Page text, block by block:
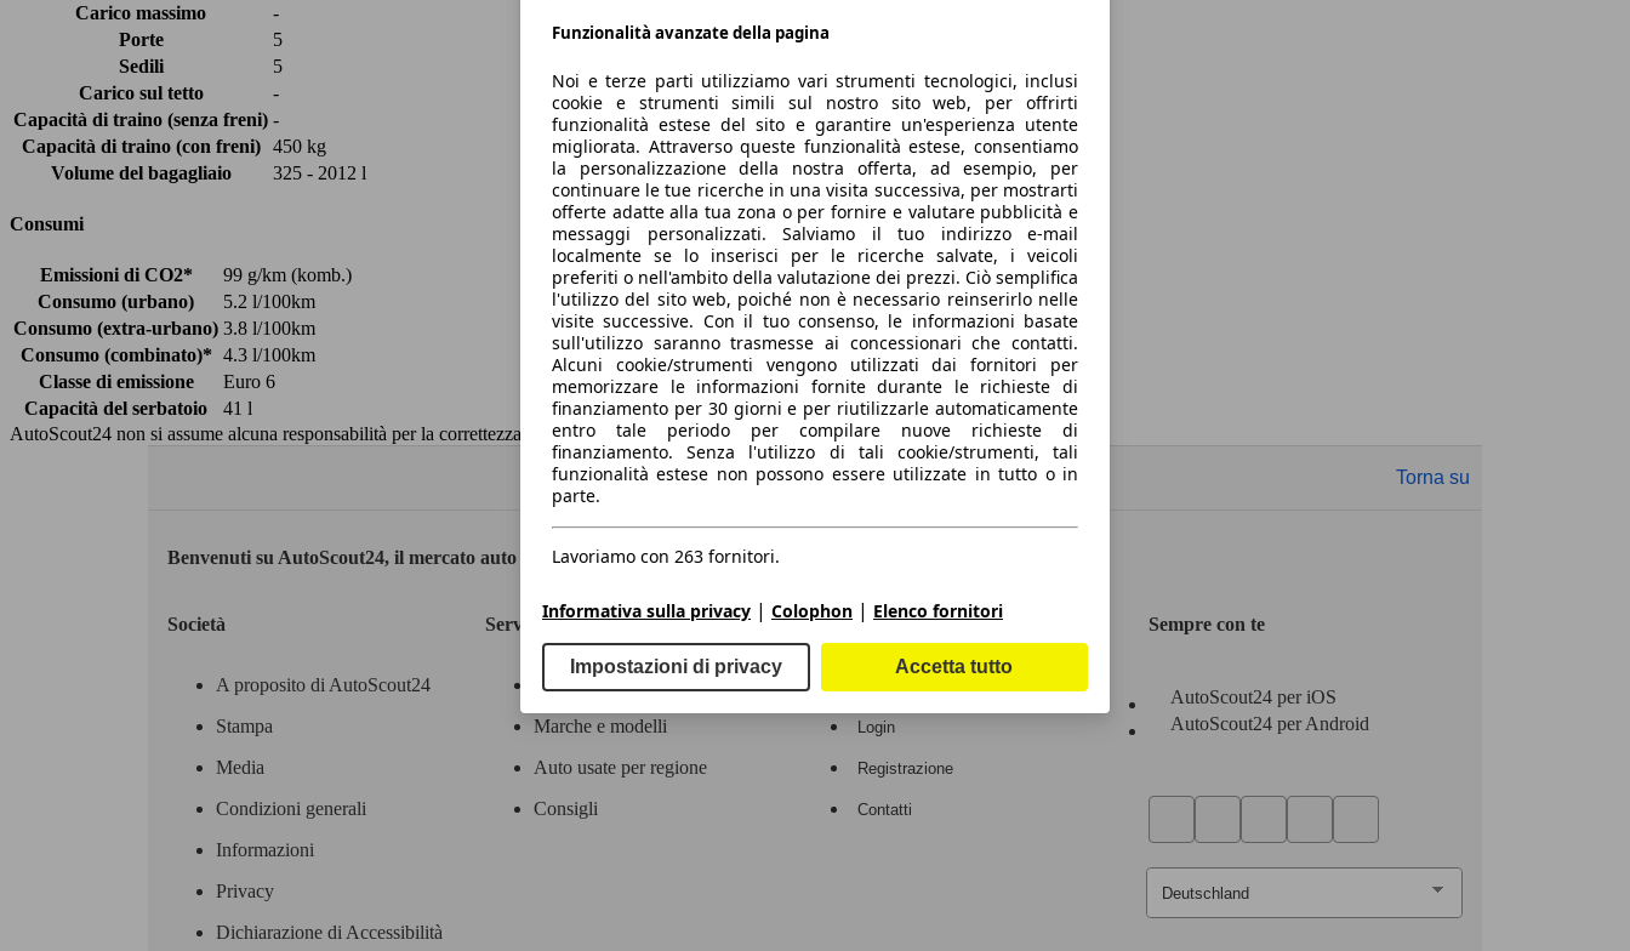
Carico massimo
-
Porte
5
Sedili
5
Carico sul tetto
-
Capacità di traino (senza freni) -
Capacità di traino (con freni)
450 kg
Volume del bagagliaio
325 - 2012 l
Consumi
Emissioni di CO2*
99 g/km (komb.)
Consumo (urbano)
5.2 l/100km
Consumo (extra-urbano) 3.8 l/100km
Consumo (combinato)* 4.3 l/100km
Classe di emissione
Euro 6
Capacità del serbatoio
41 l
AutoScout24 non si assume alcuna responsabilità per la correttezza dei dati.
Torna su
Benvenuti su AutoScout24, il mercato auto europeo.
Società
A proposito di AutoScout24
Stampa
Media
Condizioni generali
Informazioni
Privacy
Dichiarazione di Accessibilità
Servizi
Contatti
Marche e modelli
Auto usate per regione
Consigli
Area rivenditori
Login
Registrazione
Contatti
Sempre con te
AutoScout24 per iOS
AutoScout24 per Android
Funzionalità avanzate della pagina
Noi e terze parti utilizziamo vari strumenti tecnologici, inclusi
cookie e strumenti simili sul nostro sito web, per offrirti
funzionalità estese del sito e garantire un'esperienza utente
migliorata. Attraverso queste funzionalità estese, consentiamo
la personalizzazione della nostra offerta, ad esempio, per
continuare le tue ricerche in una visita successiva, per mostrarti
offerte adatte alla tua zona o per fornire e valutare pubblicità e
messaggi personalizzati. Salviamo il tuo indirizzo e-mail
localmente se lo inserisci per le ricerche salvate, i veicoli
preferiti o nell'ambito della valutazione dei prezzi. Ciò semplifica
l'utilizzo del sito web, poiché non è necessario reinserirlo nelle
visite successive. Con il tuo consenso, le informazioni basate
sull'utilizzo saranno trasmesse ai concessionari che contatti.
Alcuni cookie/strumenti vengono utilizzati dai fornitori per
memorizzare le informazioni fornite durante le richieste di
finanziamento per 30 giorni e per riutilizzarle automaticamente
entro tale periodo per compilare nuove richieste di
finanziamento. Senza l'utilizzo di tali cookie/strumenti, tali
funzionalità estese non possono essere utilizzate in tutto o in
parte.
Lavoriamo con 263 fornitori.
Informativa sulla privacy | Colophon | Elenco fornitori
Impostazioni di privacy Accetta tutto